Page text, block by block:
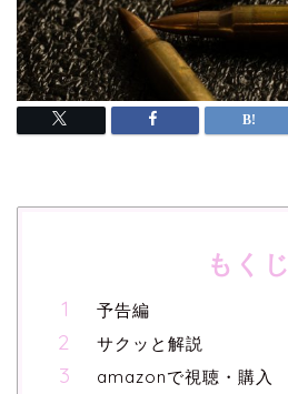
もくじ
予告編
サクッと解説
amazonで視聴・購入